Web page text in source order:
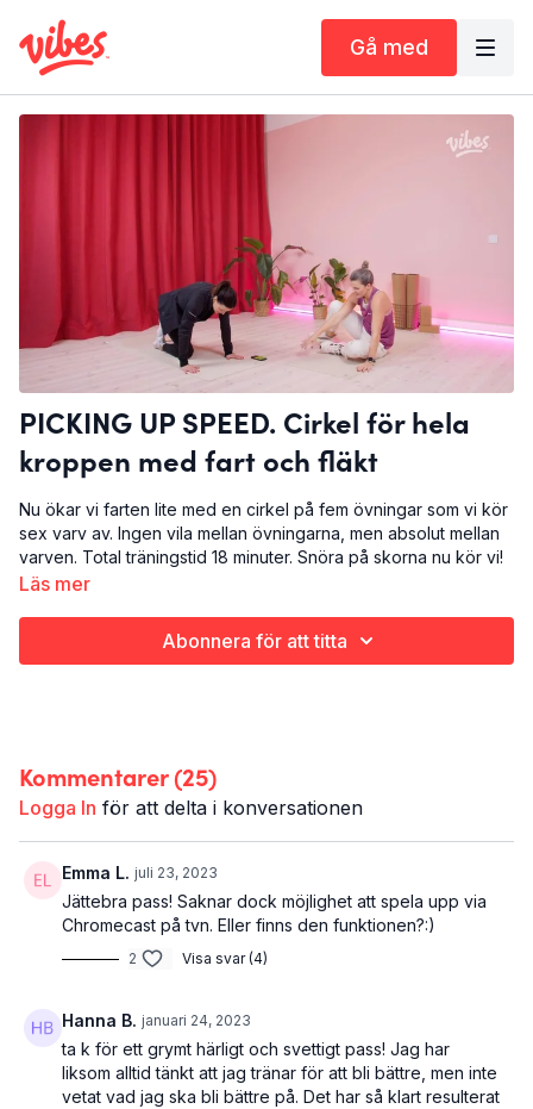
Gå med
PICKING UP SPEED. Cirkel för hela
kroppen med fart och fläkt
Nu ökar vi farten lite med en cirkel på fem övningar som vi kör
sex varv av. Ingen vila mellan övningarna, men absolut mellan
varven. Total träningstid 18 minuter. Snöra på skorna nu kör vi!
Läs mer
Abonnera för att titta
Kommentarer (25)
Logga In för att delta i konversationen
Emma L. juli 23, 2023
Jättebra pass! Saknar dock möjlighet att spela upp via
Chromecast på tvn. Eller finns den funktionen?:)
2 Visa svar (4)
Hanna B. januari 24, 2023
ta k för ett grymt härligt och svettigt pass! Jag har
liksom alltid tänkt att jag tränar för att bli bättre, men inte
vetat vad jag ska bli bättre på. Det har så klart resulterat